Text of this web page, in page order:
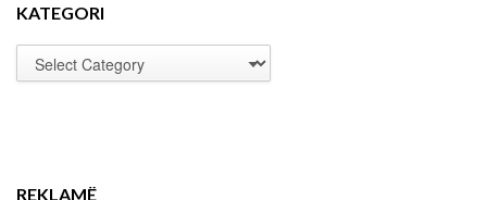
KATEGORI
REKLAMË